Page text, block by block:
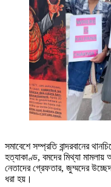
সমাবেশে সম্প্রতি বান্দরবানের
হত্যাকাণ্ড, বমদের মিথ্যা মামলায়
নেতাদের গ্রেফতার, জুম্মদের
ধরা হয়।